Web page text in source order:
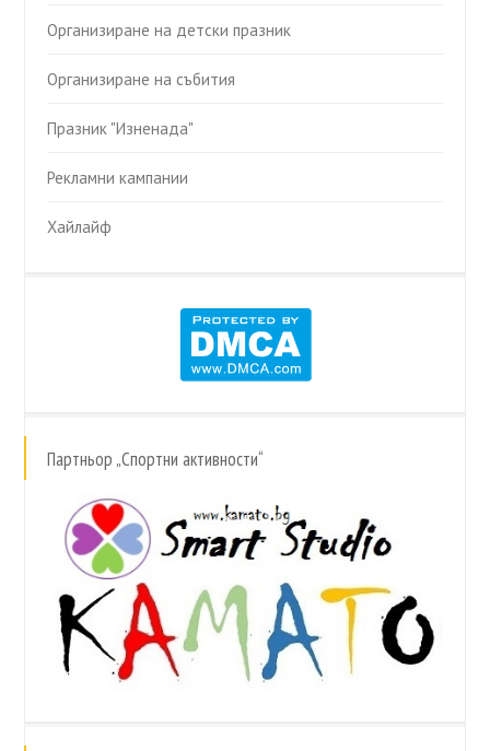
Организиране на детски празник
Организиране на събития
Празник "Изненада"
Рекламни кампании
Хайлайф
Партньор „Спортни активности“